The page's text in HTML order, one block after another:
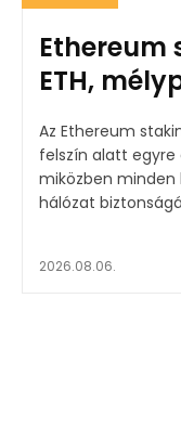
Ethereum
ETH,
Az Ethereum
felszín alatt egyre
miközben minden
hálózat
2026.08.06.